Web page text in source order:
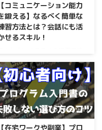
【コミュニケーション能力
鍛える】なるべく簡単な
習方法とは？会話にも活
せるスキル！
事をするうえで、コミュニケー
ション能力を高めたいと思ってい
。 自分の言いたいことを伝え
い、相手の言うことも理解でき
ようになりたい。 できれば簡
で、効果が見えやすい方法を知
たい。 「副業」を考えている
2023/9/17